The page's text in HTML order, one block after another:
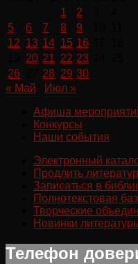
1
2
5
6 7 8 9
12 13 14 15 16
20 21 22 23
26
28 29 30
« Май
Июл »
Афиша
Конкурсы
Наши события
Электронный
Продлить
Записаться в
Полнотекстовая
Творческие
Новинки
Телефон